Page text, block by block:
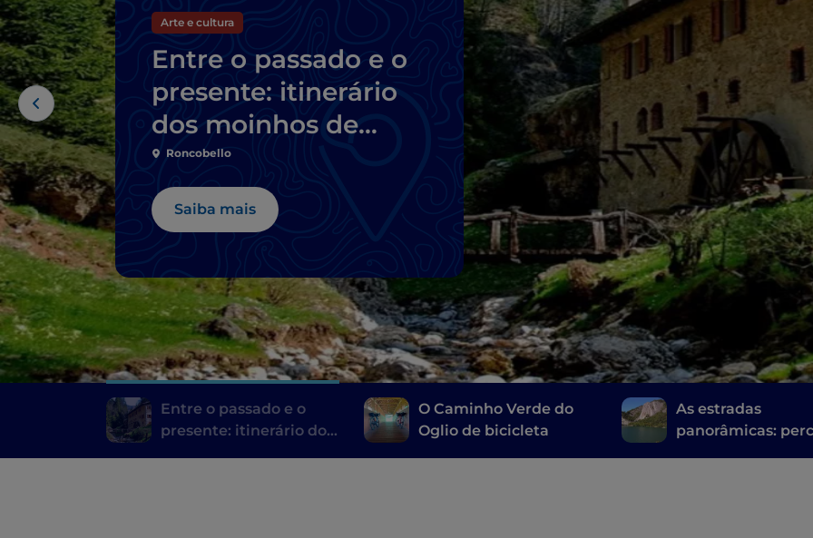
Arte e cultura
Entre o passado e o
presente: itinerário
dos moinhos de
Bérgamo e Bréscia
Roncobello
Saiba mais
Entre o passado e o
presente: itinerário dos
O Caminho Verde do
Oglio de bicicleta
As estradas
panorâmicas: